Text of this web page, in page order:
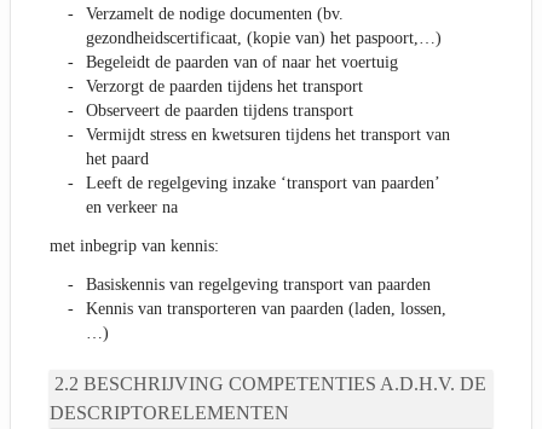
Verzamelt de nodige documenten (bv.
gezondheidscertificaat, (kopie van) het paspoort,…)
Begeleidt de paarden van of naar het voertuig
Verzorgt de paarden tijdens het transport
Observeert de paarden tijdens transport
Vermijdt stress en kwetsuren tijdens het transport van
het paard
Leeft de regelgeving inzake ‘transport van paarden’
en verkeer na
met inbegrip van kennis:
Basiskennis van regelgeving transport van paarden
Kennis van transporteren van paarden (laden, lossen,
…)
BESCHRIJVING COMPETENTIES A.D.H.V. DE
DESCRIPTORELEMENTEN